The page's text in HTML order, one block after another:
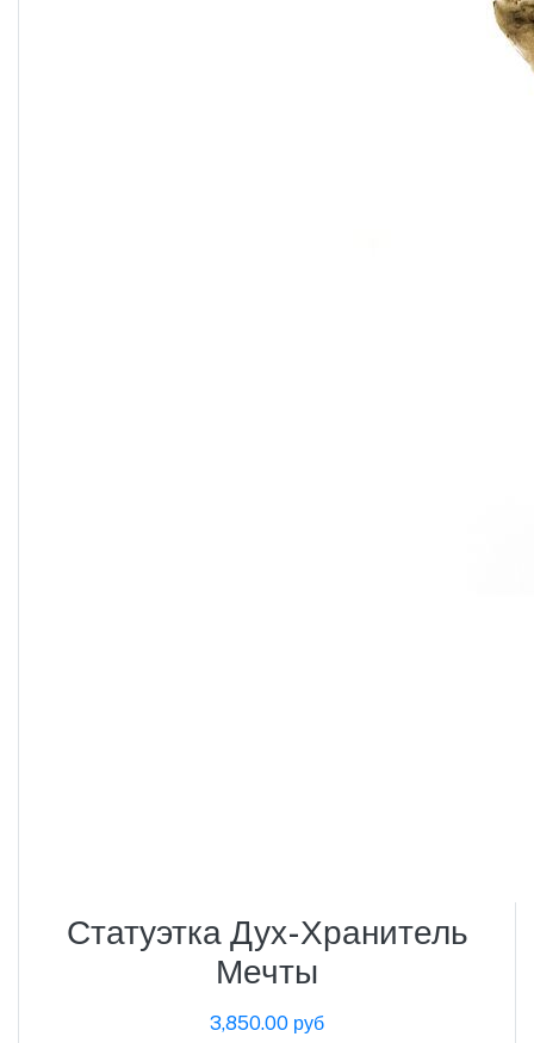
Статуэтка Дух-Хранитель
Мечты
3,850.00 руб